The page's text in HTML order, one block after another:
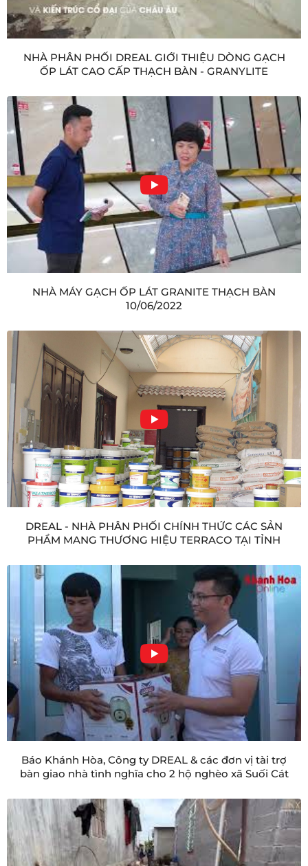
NHÀ PHÂN PHỐI DREAL GIỚI THIỆU DÒNG GẠCH
ỐP LÁT CAO CẤP THẠCH BÀN - GRANYLITE
NHÀ MÁY GẠCH ỐP LÁT GRANITE THẠCH BÀN
10/06/2022
DREAL - NHÀ PHÂN PHỐI CHÍNH THỨC CÁC SẢN
PHẨM MANG THƯƠNG HIỆU TERRACO TẠI TỈNH
Báo Khánh Hòa, Công ty DREAL & các đơn vị tài trợ
bàn giao nhà tình nghĩa cho 2 hộ nghèo xã Suối Cát